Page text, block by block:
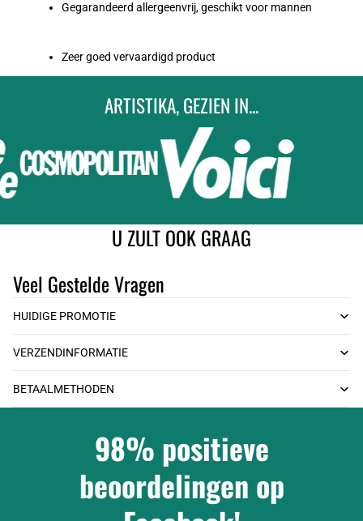
Gegarandeerd allergeenvrij, geschikt voor mannen
Zeer goed vervaardigd product
ARTISTIKA, GEZIEN IN...
U ZULT OOK GRAAG
Veel Gestelde Vragen
HUIDIGE PROMOTIE
VERZENDINFORMATIE
BETAALMETHODEN
98% positieve
beoordelingen op